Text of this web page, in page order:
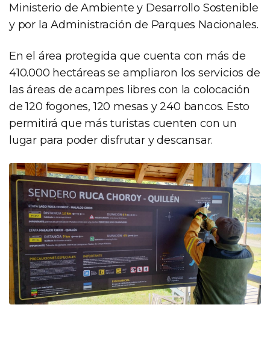
Ministerio de Ambiente y Desarrollo Sostenible
y por la Administración de Parques Nacionales.
En el área protegida que cuenta con más de
410.000 hectáreas se ampliaron los servicios de
las áreas de acampes libres con la colocación
de 120 fogones, 120 mesas y 240 bancos. Esto
permitirá que más turistas cuenten con un
lugar para poder disfrutar y descansar.